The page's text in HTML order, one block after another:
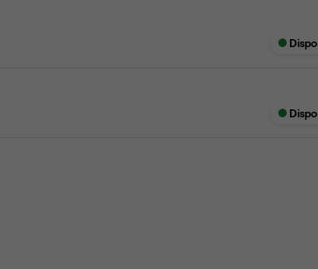
Dispo
Dispo